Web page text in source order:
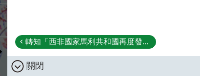
轉知「西非國家馬利共和國再度發...
關閉